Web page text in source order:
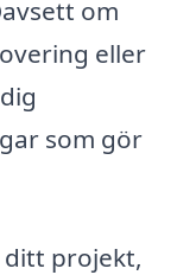
om
eller
som gör
projekt,